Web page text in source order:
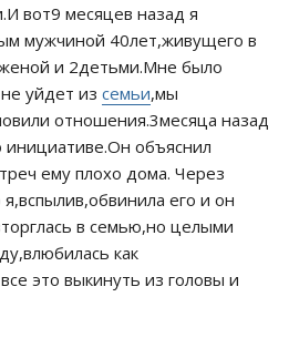
вот9 месяцев назад я
мужчиной 40лет,живущего в
и 2детьми.Мне было
уйдет из семьи,мы
отношения.3месяца назад
инициативе.Он объяснил
ему плохо дома. Через
его и он
в семью,но целыми
как
это выкинуть из головы и